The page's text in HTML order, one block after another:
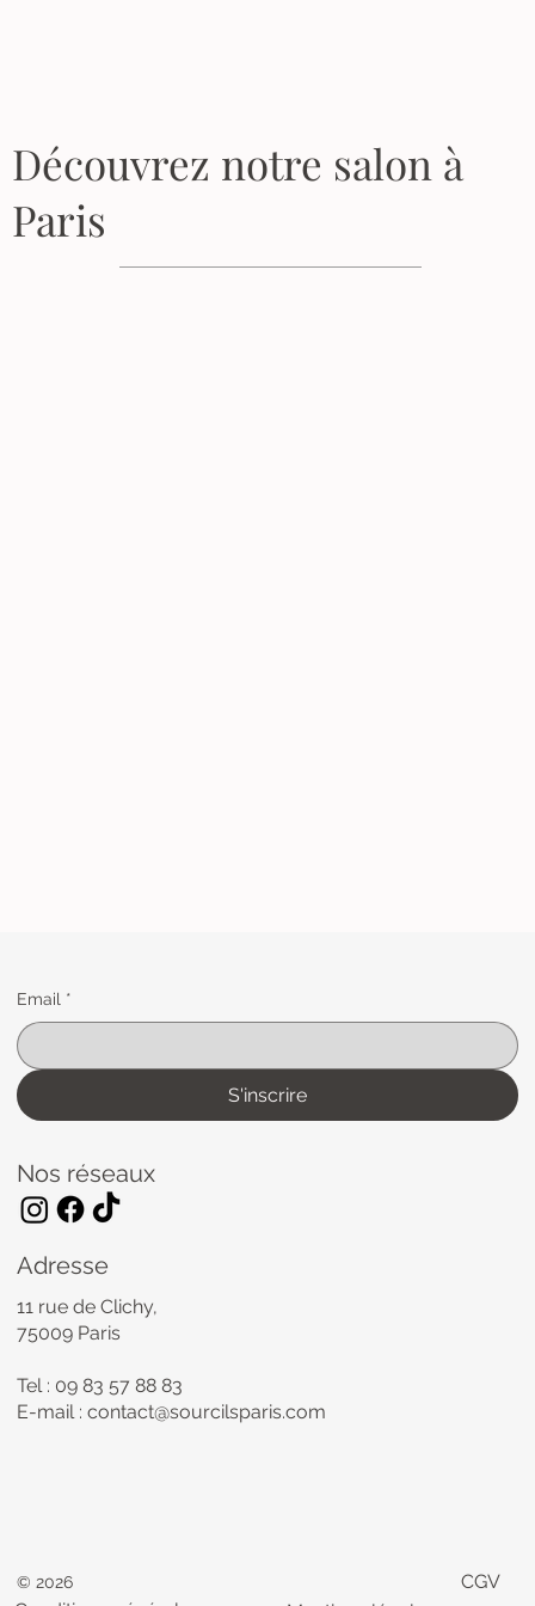
Découvrez notre salon à
Paris
© 2026
CGV
Email *
S'inscrire
Nos réseaux
Adresse
11 rue de Clichy,
75009 Paris
Tel : 09 83 57 88 83
E-mail : contact@sourcilsparis.com